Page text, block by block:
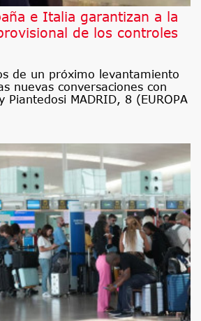
e Italia garantizan a la
de los controles
de un próximo levantamiento
nuevas conversaciones con
Piantedosi MADRID, 8 (EUROPA